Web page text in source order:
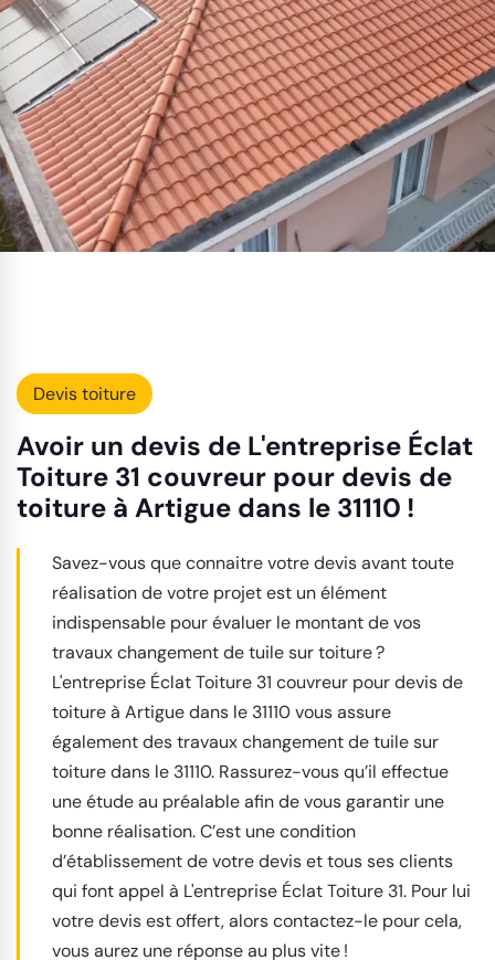
Devis toiture
Avoir un devis de L'entreprise Éclat
Toiture 31 couvreur pour devis de
toiture à Artigue dans le 31110 !
Savez-vous que connaitre votre devis avant toute
réalisation de votre projet est un élément
indispensable pour évaluer le montant de vos
travaux changement de tuile sur toiture ?
L'entreprise Éclat Toiture 31 couvreur pour devis de
toiture à Artigue dans le 31110 vous assure
également des travaux changement de tuile sur
toiture dans le 31110. Rassurez-vous qu’il effectue
une étude au préalable afin de vous garantir une
bonne réalisation. C’est une condition
d’établissement de votre devis et tous ses clients
qui font appel à L'entreprise Éclat Toiture 31. Pour lui
votre devis est offert, alors contactez-le pour cela,
vous aurez une réponse au plus vite !